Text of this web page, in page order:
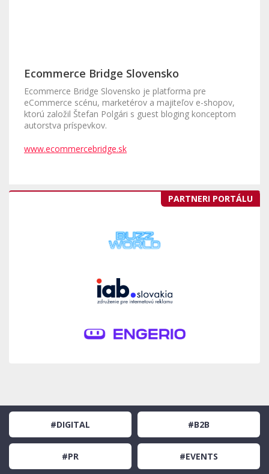
Ecommerce Bridge Slovensko
Ecommerce Bridge Slovensko je platforma pre
eCommerce scénu, marketérov a majiteľov e-shopov,
ktorú založil Štefan Polgári s guest bloging konceptom
autorstva príspevkov.
www.ecommercebridge.sk
PARTNERI PORTÁLU
#DIGITAL #B2B
#PR #EVENTS